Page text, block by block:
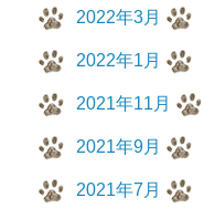
2022年3月
2022年1月
2021年11月
2021年9月
2021年7月